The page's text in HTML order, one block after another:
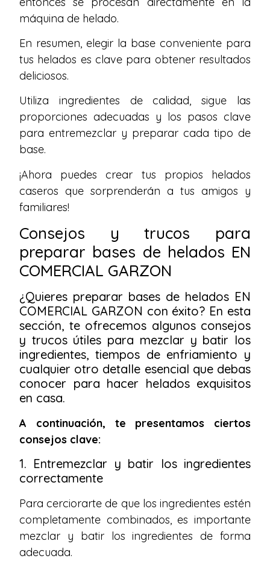
máquina de helado.
En resumen, elegir la base conveniente para
tus helados es clave para obtener resultados
deliciosos.
Utiliza ingredientes de calidad, sigue las
proporciones adecuadas y los pasos clave
para entremezclar y preparar cada tipo de
base.
¡Ahora puedes crear tus propios helados
caseros que sorprenderán a tus amigos y
familiares!
Consejos y trucos para
preparar bases de helados EN
COMERCIAL GARZON
¿Quieres preparar bases de helados EN
COMERCIAL GARZON con éxito? En esta
sección, te ofrecemos algunos consejos
y trucos útiles para mezclar y batir los
ingredientes, tiempos de enfriamiento y
cualquier otro detalle esencial que debas
conocer para hacer helados exquisitos
en casa.
A continuación, te presentamos ciertos
consejos clave:
1. Entremezclar y batir los ingredientes
correctamente
Para cerciorarte de que los ingredientes estén
completamente combinados, es importante
mezclar y batir los ingredientes de forma
adecuada.